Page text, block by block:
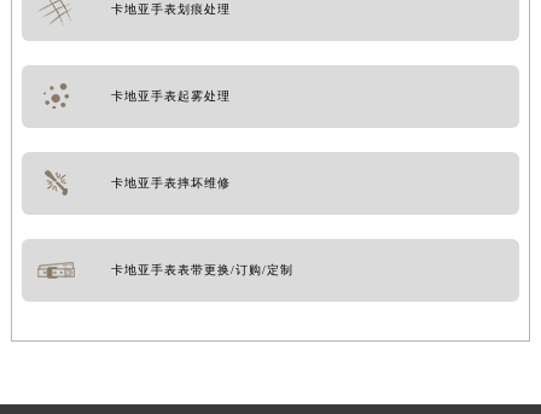
卡地亚手表划痕处理
卡地亚手表起雾处理
卡地亚手表摔坏维修
卡地亚手表表带更换/订购/定制